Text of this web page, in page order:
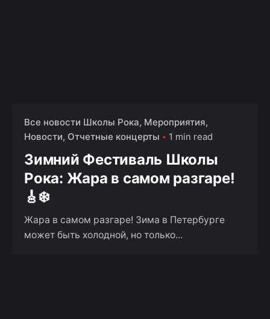
Все новости Школы Рока Мероприятия
Новости Отчетные концерты 1 min read
Зимний Фестиваль Школы
Рока: Жара в самом разгаре!
🎸❄️
Жара в самом разгаре! Зима в Петербурге
может быть холодной, но только...